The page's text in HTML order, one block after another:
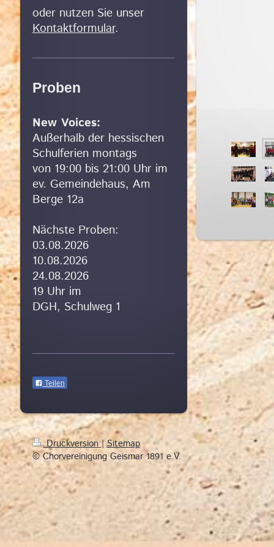
oder nutzen Sie unser
Kontaktformular.
Proben
New Voices:
Außerhalb der hessischen
Schulferien montags
von 19:00 bis 21:00 Uhr im
ev. Gemeindehaus, Am
Berge 12a
Nächste Proben:
03.08.2026
10.08.2026
24.08.2026
19 Uhr im
DGH, Schulweg 1
Teilen
Druckversion| Sitemap
© Chorvereinigung Geismar 1891 e.V.